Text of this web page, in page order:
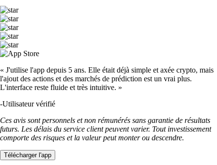
« J'utilise l'app depuis 5 ans. Elle était déjà simple et axée crypto, mais
l'ajout des actions et des marchés de prédiction est un vrai plus.
L'interface reste fluide et très intuitive. »
-Utilisateur vérifié
Ces avis sont personnels et non rémunérés sans garantie de résultats
futurs. Les délais du service client peuvent varier. Tout investissement
comporte des risques et la valeur peut monter ou descendre.
Télécharger l'app